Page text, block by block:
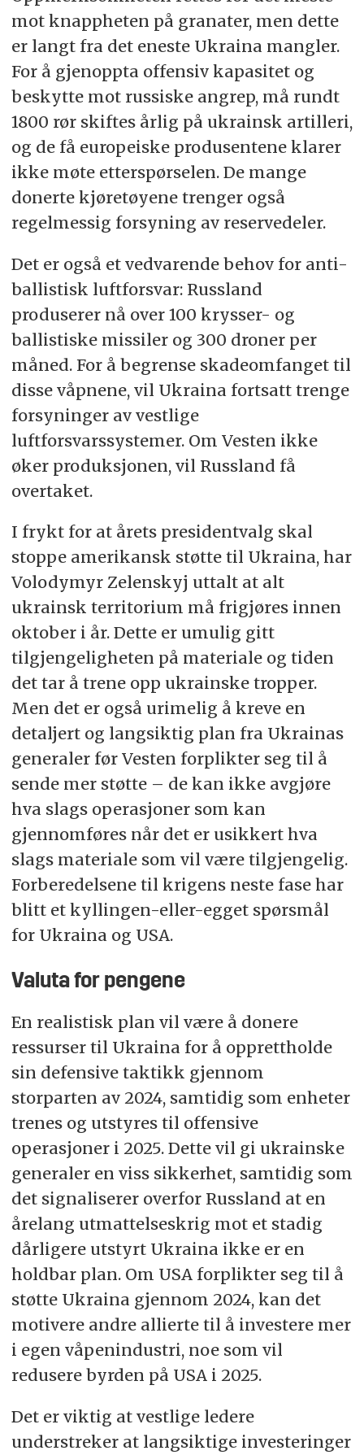
mot knappheten på granater, men dette
er langt fra det eneste Ukraina mangler.
For å gjenoppta offensiv kapasitet og
beskytte mot russiske angrep, må rundt
1800 rør skiftes årlig på ukrainsk artilleri,
og de få europeiske produsentene klarer
ikke møte etterspørselen. De mange
donerte kjøretøyene trenger også
regelmessig forsyning av reservedeler.
Det er også et vedvarende behov for anti-
ballistisk luftforsvar: Russland
produserer nå over 100 krysser- og
ballistiske missiler og 300 droner per
måned. For å begrense skadeomfanget til
disse våpnene, vil Ukraina fortsatt trenge
forsyninger av vestlige
luftforsvarssystemer. Om Vesten ikke
øker produksjonen, vil Russland få
overtaket.
I frykt for at årets presidentvalg skal
stoppe amerikansk støtte til Ukraina, har
Volodymyr Zelenskyj uttalt at alt
ukrainsk territorium må frigjøres innen
oktober i år. Dette er umulig gitt
tilgjengeligheten på materiale og tiden
det tar å trene opp ukrainske tropper.
Men det er også urimelig å kreve en
detaljert og langsiktig plan fra Ukrainas
generaler før Vesten forplikter seg til å
sende mer støtte – de kan ikke avgjøre
hva slags operasjoner som kan
gjennomføres når det er usikkert hva
slags materiale som vil være tilgjengelig.
Forberedelsene til krigens neste fase har
blitt et kyllingen-eller-egget spørsmål
for Ukraina og USA.
Valuta for pengene
En realistisk plan vil være å donere
ressurser til Ukraina for å opprettholde
sin defensive taktikk gjennom
storparten av 2024, samtidig som enheter
trenes og utstyres til offensive
operasjoner i 2025. Dette vil gi ukrainske
generaler en viss sikkerhet, samtidig som
det signaliserer overfor Russland at en
årelang utmattelseskrig mot et stadig
dårligere utstyrt Ukraina ikke er en
holdbar plan. Om USA forplikter seg til å
støtte Ukraina gjennom 2024, kan det
motivere andre allierte til å investere mer
i egen våpenindustri, noe som vil
redusere byrden på USA i 2025.
Det er viktig at vestlige ledere
understreker at langsiktige investeringer